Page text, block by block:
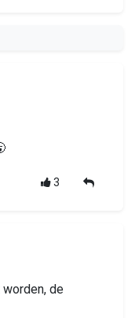
3
worden, de